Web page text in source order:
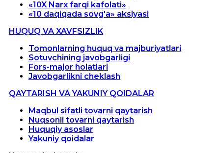
«10X Narx farqi kafolati»
«10 daqiqada sovg'a» aksiyasi
HUQUQ VA XAVFSIZLIK
Tomonlarning huquq va majburiyatlari
Sotuvchining javobgarligi
Fors-major holatlari
Javobgarlikni cheklash
QAYTARISH VA YAKUNIY QOIDALAR
Maqbul sifatli tovarni qaytarish
Nuqsonli tovarni qaytarish
Huquqiy asoslar
Yakuniy qoidalar